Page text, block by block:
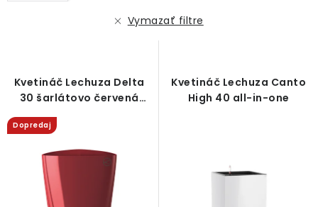
u
t
o
o
u
k
Vymazať filtre
Kvetináč Lechuza Delta
30 šarlátovo červená
vysoký lesk
Dopredaj
Kvetináč Lechuza Canto
High 40 all-in-one